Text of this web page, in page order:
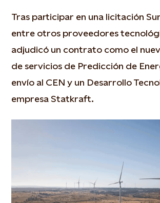
Tras participar en una licitación
entre otros proveedores
adjudicó un contrato como el
de servicios de Predicción de
envío al CEN y un Desarrollo
empresa Statkraft.